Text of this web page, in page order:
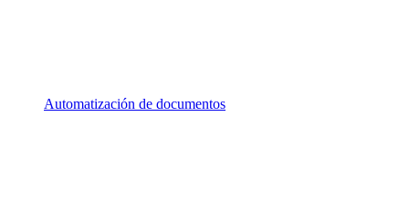
Automatización de documentos